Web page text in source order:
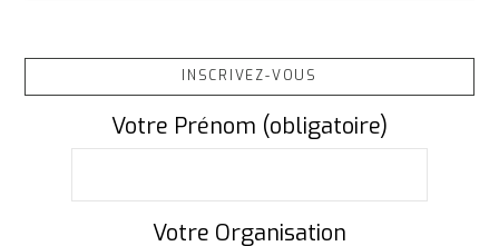
INSCRIVEZ-VOUS
Votre Prénom (obligatoire)
Votre Organisation